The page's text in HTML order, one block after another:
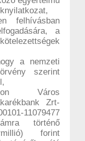
felhívásban
a
a nemzeti
szerint
Város
Zrt-
11079477
történő
forint